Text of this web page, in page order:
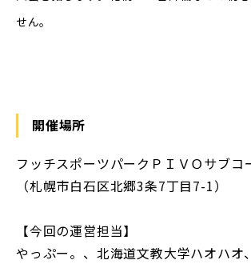
せん。
開催場所
フッチスポーツパークＰＩＶＯサブコ
（札幌市白石区北郷3条7丁目7-1）
【今回の運営担当】
やっぷー。、北海道文教大学ハオハオ